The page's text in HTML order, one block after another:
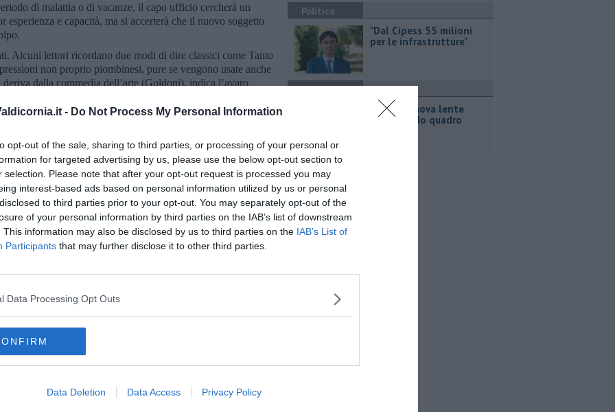
- Do Not Process My Personal Information
opt-out of the sale, sharing to third parties, or processing of your personal or
for targeted advertising by us, please use the below opt-out section to
selection. Please note that after your opt-out request is processed you may
interest-based ads based on personal information utilized by us or personal
to third parties prior to your opt-out. You may separately opt-out of the
of your personal information by third parties on the IAB’s list of downstream
This information may also be disclosed by us to third parties on the IAB’s List of
Participants that may further disclose it to other third parties.
Data Processing Opt Outs
Data Deletion Data Access Privacy Policy
di malattia o di vacanze, il capo ufficio cercherà un
e capacità, ma si accerterà che il nuovo soggetto
Alcuni lettori ricordano due modi di dire classici come Tanto
non proprio piombinesi, pure se vengono usate anche
dalla commedia dell’arte (Goldoni), indica l’avaro
a pagare, anche se non vorrebbe farlo, per le spese
è terminologia napoletana (a Piombino ce ne sono molti)
dal tipico copricapo borghese), interessato solo al suo
ragione o torto.Termino con un’espressione molto colorita
colazione o un aperitivo, ma non si fa mai venire in mente
alle mani ’un gli vengono!”.
iscriviti alla
nella tua casella di posta.
di Lupi
Politica
"Dal Cipess 55 milioni
per le infrastrutture"
Lavoro
Acciaio, nuova lente
sull'accordo quadro